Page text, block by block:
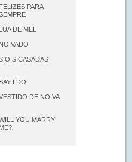
FELIZES PARA
LUA DE MEL
NOIVADO
CASADAS
I DO
DE NOIVA
YOU MARRY
ME?